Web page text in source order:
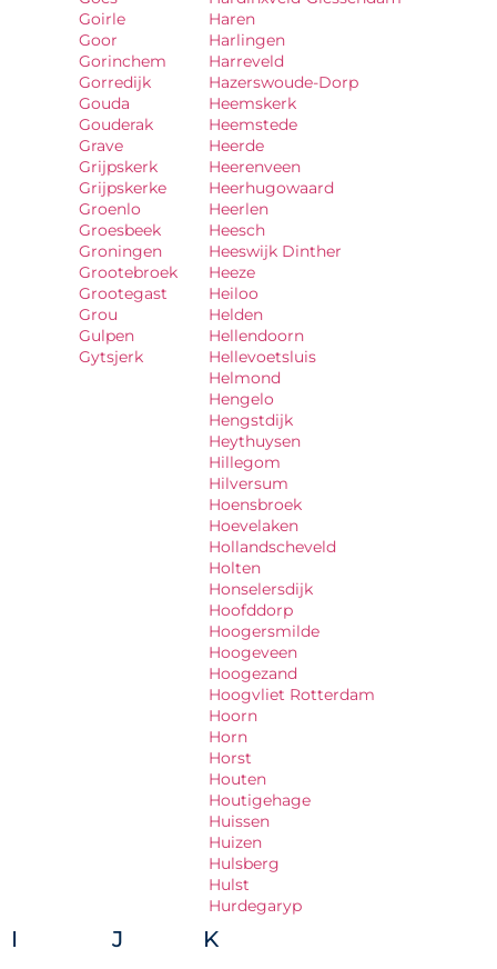
Goirle
Goor
Gorinchem
Gorredijk
Gouda
Gouderak
Grave
Grijpskerk
Grijpskerke
Groenlo
Groesbeek
Groningen
Grootebroek
Grootegast
Grou
Gulpen
Gytsjerk
Haren
Harlingen
Harreveld
Hazerswoude-Dorp
Heemskerk
Heemstede
Heerde
Heerenveen
Heerhugowaard
Heerlen
Heesch
Heeswijk Dinther
Heeze
Heiloo
Helden
Hellendoorn
Hellevoetsluis
Helmond
Hengelo
Hengstdijk
Heythuysen
Hillegom
Hilversum
Hoensbroek
Hoevelaken
Hollandscheveld
Holten
Honselersdijk
Hoofddorp
Hoogersmilde
Hoogeveen
Hoogezand
Hoogvliet Rotterdam
Hoorn
Horn
Horst
Houten
Houtigehage
Huissen
Huizen
Hulsberg
Hulst
Hurdegaryp
I J K